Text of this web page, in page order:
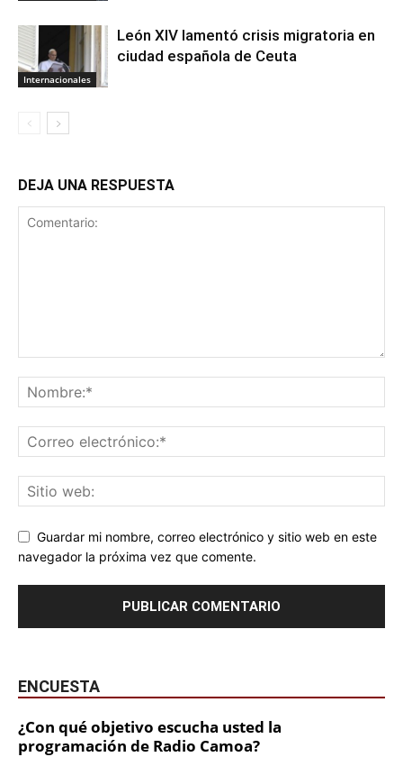
Internacionales
León XIV lamentó crisis migratoria en
ciudad española de Ceuta
DEJA UNA RESPUESTA
Guardar mi nombre, correo electrónico y sitio web en este
navegador la próxima vez que comente.
ENCUESTA
¿Con qué objetivo escucha usted la
programación de Radio Camoa?